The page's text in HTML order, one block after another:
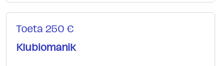
Toeta 250 €
Klubiomanik